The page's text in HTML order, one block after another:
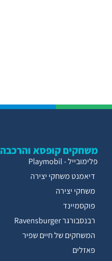
משחקים קופסא והרכבה
פלימובייל - Playmobil
דיאמנט משחקי יצירה
משחקי יצירה
פוקסמיינד
רבנסבורגר Ravensburger
המשחקים של חיים שפיר
פאזלים